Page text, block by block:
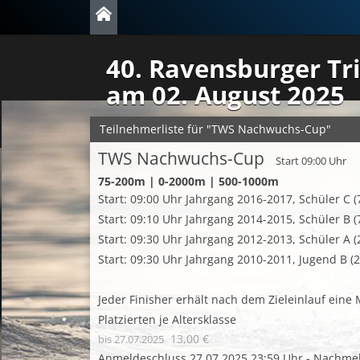
40. Ravensburger
am 02. August 2025
Teilnehmerliste für "TWS Nachwuchs-Cup"
TWS Nachwuchs-Cup Start 09:00 Uhr
75-200m | 0-2000m | 500-1000m
Start: 09:00 Uhr Jahrgang 2016-2017, Schüler C
Start: 09:10 Uhr Jahrgang 2014-2015, Schüler B
Start: 09:30 Uhr Jahrgang 2012-2013, Schüler A
Start: 09:30 Uhr Jahrgang 2010-2011, Jugend B
Jeder Finisher erhält nach dem Zieleinlauf eine
Platzierten je Altersklasse
bis 27.07.2025 13,00 €